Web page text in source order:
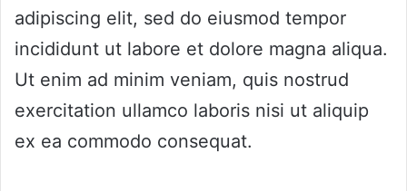
adipiscing elit, sed do eiusmod tempor
incididunt ut labore et dolore magna aliqua.
Ut enim ad minim veniam, quis nostrud
exercitation ullamco laboris nisi ut aliquip
ex ea commodo consequat.